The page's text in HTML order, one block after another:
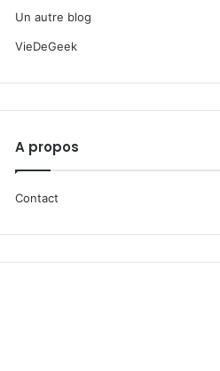
Un autre blog
VieDeGeek
A propos
Contact